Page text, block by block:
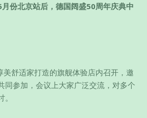
份北京站后，德国阔盛50周年庆典中
舒适家打造的旗舰体验店内召开，邀
同参加，会议上大家广泛交流，对多个